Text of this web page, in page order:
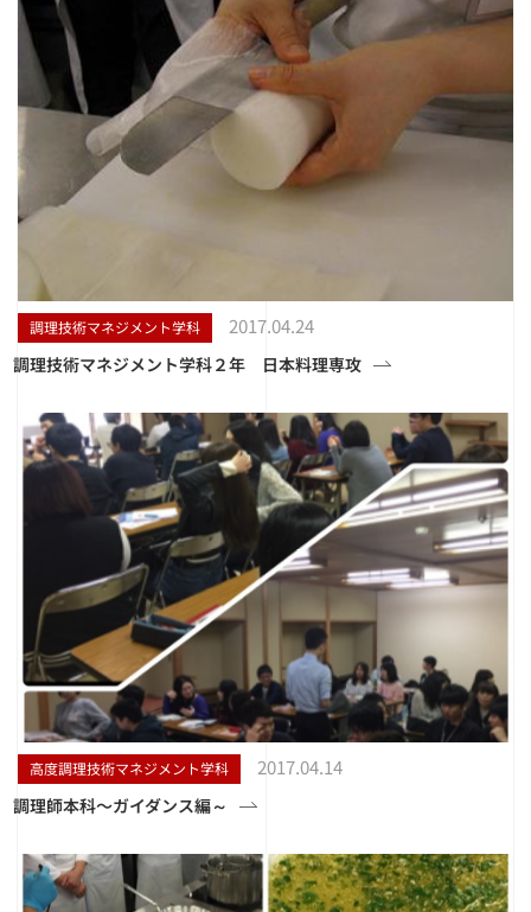
調理技術マネジメント学科 2017.04.24
調理技術マネジメント学科２年 日本料理専攻
高度調理技術マネジメント学科 2017.04.14
調理師本科〜ガイダンス編～